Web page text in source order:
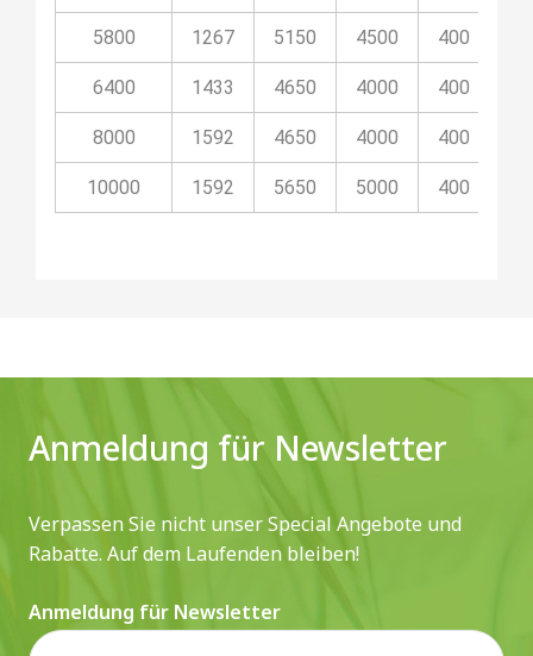
5800 1267 5150 4500 400
6400 1433 4650 4000 400
8000 1592 4650 4000 400
10000 1592 5650 5000 400
Anmeldung für Newsletter
Verpassen Sie nicht unser Special Angebote und
Rabatte. Auf dem Laufenden bleiben!
Anmeldung für Newsletter